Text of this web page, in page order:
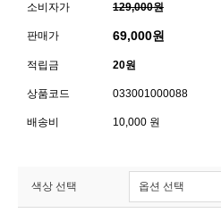
소비자가 129,000원
판매가 69,000원
적립금 20원
상품코드 033001000088
배송비 10,000 원
색상 선택